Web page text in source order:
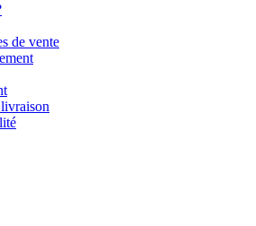
de vente